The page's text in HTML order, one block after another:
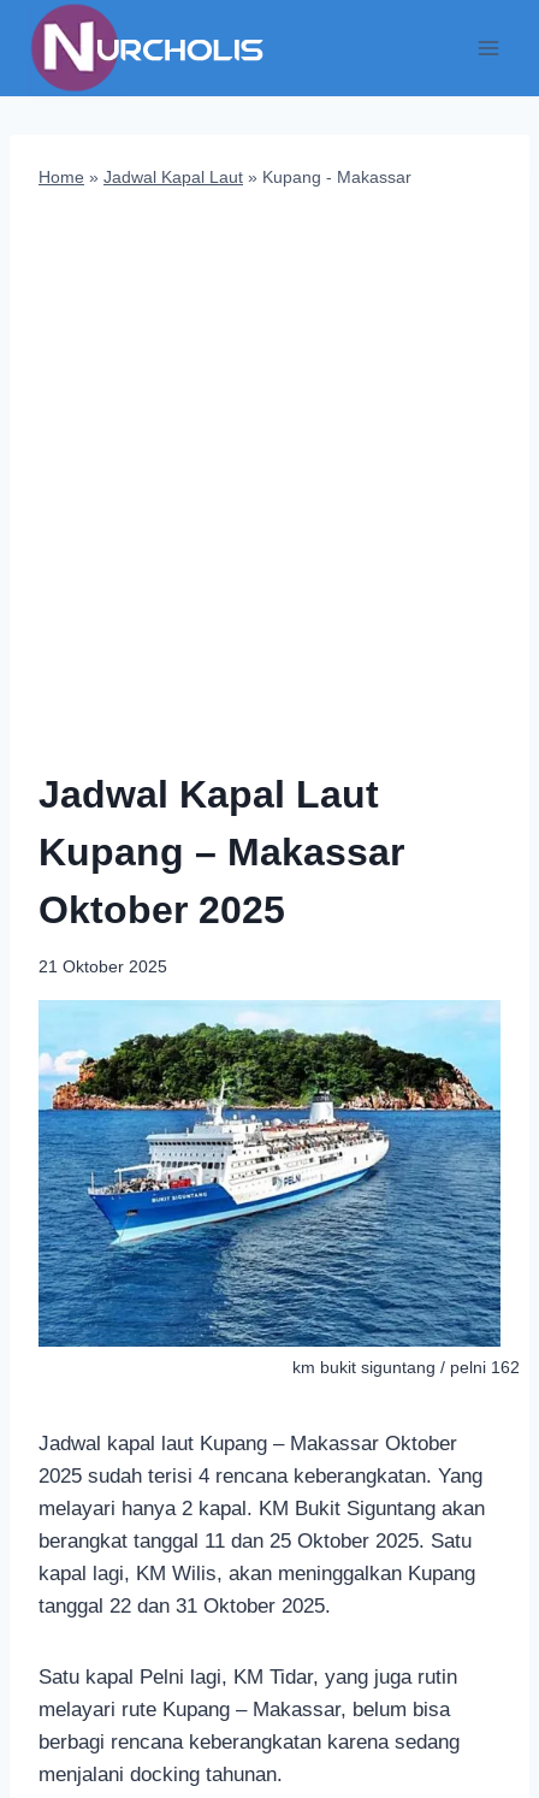
content
Home » Jadwal Kapal Laut » Kupang - Makassar
Jadwal Kapal Laut
Kupang – Makassar
Oktober 2025
21 Oktober 2025
km bukit siguntang / pelni 162
Jadwal kapal laut Kupang – Makassar Oktober
2025 sudah terisi 4 rencana keberangkatan. Yang
melayari hanya 2 kapal. KM Bukit Siguntang akan
berangkat tanggal 11 dan 25 Oktober 2025. Satu
kapal lagi, KM Wilis, akan meninggalkan Kupang
tanggal 22 dan 31 Oktober 2025.
Satu kapal Pelni lagi, KM Tidar, yang juga rutin
melayari rute Kupang – Makassar, belum bisa
berbagi rencana keberangkatan karena sedang
menjalani docking tahunan.